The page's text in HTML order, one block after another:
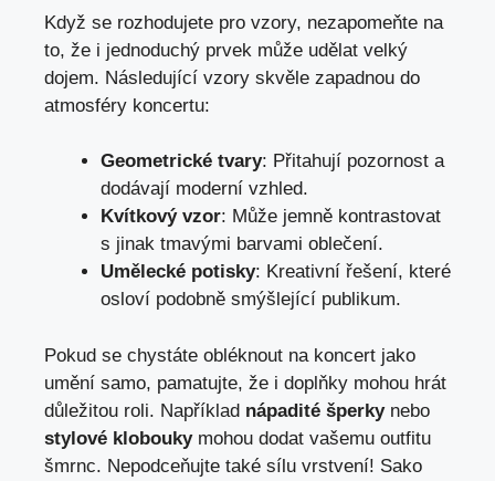
Když se rozhodujete pro vzory, nezapomeňte na
to, že i jednoduchý prvek může udělat velký
dojem. Následující vzory skvěle zapadnou do
atmosféry koncertu:
Geometrické tvary: Přitahují pozornost a
dodávají moderní vzhled.
Kvítkový vzor: Může jemně kontrastovat
s jinak tmavými barvami oblečení.
Umělecké potisky: Kreativní řešení, které
osloví podobně smýšlející publikum.
Pokud se chystáte obléknout na koncert jako
umění samo, pamatujte, že i doplňky mohou hrát
důležitou roli. Například nápadité šperkynebo
stylové kloboukymohou dodat vašemu outfitu
šmrnc. Nepodceňujte také sílu vrstvení! Sako